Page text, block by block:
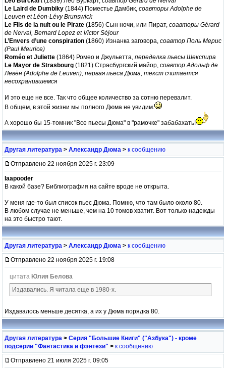
Le Laird de Dumbiky (1844) Поместье Дамбик, соавторы Adolphe de
Leuven et Léon-Lévy Brunswick
Le Fils de la nuit ou le Pirate (1856) Сын ночи, или Пират, соавторы Gérard
de Nerval, Bernard Lopez et Victor Séjour
L’Envers d’une conspiration (1860) Изнанка заговора, соавтор Поль Мерис
(Paul Meurice)
Roméo et Juliette (1864) Ромео и Джульетта, переделка пьесы Шекспира
Le Mayor de Strasbourg (1821) Страсбургский майор, соавтор Адольф де
Левён (Adolphe de Leuven), первая пьеса Дюма, текст считается
несохранившемся
И это еще не все. Так что общее количество за сотню перевалит.
В общем, в этой жизни мы полного Дюма не увидим.
А хорошо бы 15-томник "Все пьесы Дюма" в "рамочке" забабахать!
Другая литература > Александр Дюма > к сообщению
Отправлено 22 ноября 2025 г. 23:09
laapooder
В какой базе? Библиография на сайте вроде не открыта.
У меня где-то был список пьес Дюма. Помню, что там было около 80.
В любом случае не меньше, чем на 10 томов хватит. Вот только надежды
на это быстро тают.
Другая литература > Александр Дюма > к сообщению
Отправлено 22 ноября 2025 г. 19:08
цитата Юлия Белова
Издавались. Я читала еще в 1980-х.
Издавалось меньше десятка, а их у Дюма порядка 80.
Другая литература > Серия "Большие Книги" ("Азбука") - кроме
подсерии "Фантастика и фэнтези" > к сообщению
Отправлено 21 июля 2025 г. 09:05